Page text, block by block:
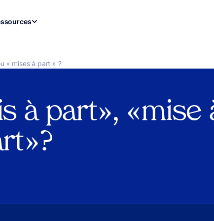
« mises à part » ?
à part », « mise
» ?